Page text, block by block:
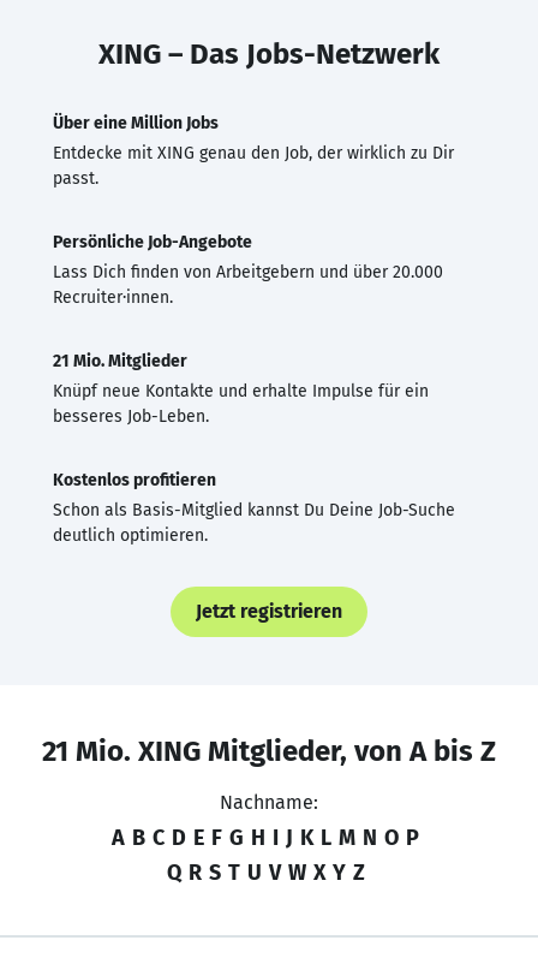
XING – Das Jobs-Netzwerk
Über eine Million Jobs
Entdecke mit XING genau den Job, der wirklich zu Dir
passt.
Persönliche Job-Angebote
Lass Dich finden von Arbeitgebern und über 20.000
Recruiter·innen.
21 Mio. Mitglieder
Knüpf neue Kontakte und erhalte Impulse für ein
besseres Job-Leben.
Kostenlos profitieren
Schon als Basis-Mitglied kannst Du Deine Job-Suche
deutlich optimieren.
Jetzt registrieren
21 Mio. XING Mitglieder, von A bis Z
Nachname:
A B C D E F G H I J K L M N O P
Q R S T U V W X Y Z